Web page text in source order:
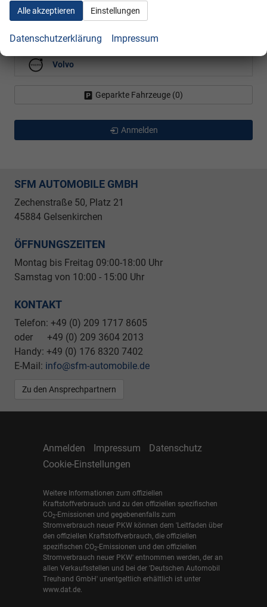
Tesla
Volkswagen
Volvo
Geparkte Fahrzeuge (0)
Anmelden
SFM AUTOMOBILE GMBH
Zechenstraße 50, Platz 21
45884 Gelsenkirchen
ÖFFNUNGSZEITEN
Montag bis Freitag 09:00-18:00 Uhr
Samstag von 10:00 - 15:00 Uhr
KONTAKT
Telefon: +49 (0) 209 1717 8605
oder +49 (0) 209 3604 2013
Handy: +49 (0) 176 8320 7402
E-Mail: info@sfm-automobile.de
Zu den Ansprechpartnern
Anmelden Impressum
Datenschutz
Cookie-Einstellungen
Weitere Informationen zum offiziellen
Kraftstoffverbrauch und zu den offiziellen spezifischen
CO2-Emissionen und gegebenenfalls zum
Stromverbrauch neuer PKW können dem 'Leitfaden über
den offiziellen Kraftstoffverbrauch, die offiziellen
spezifischen CO2-Emissionen und den offiziellen
Stromverbrauch neuer PKW' entnommen werden, der an
allen Verkaufsstellen und bei der 'Deutschen Automobil
Treuhand GmbH' unentgeltlich erhältlich ist unter
www.dat.de.
Alle akzeptieren Einstellungen
Datenschutzerklärung Impressum